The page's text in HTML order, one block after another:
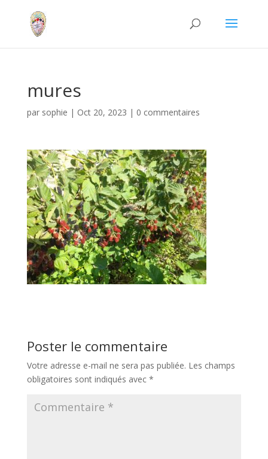
mures
par sophie | Oct 20, 2023 | 0 commentaires
Poster le commentaire
Votre adresse e-mail ne sera pas publiée. Les champs
obligatoires sont indiqués avec *